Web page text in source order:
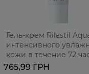
Гель-крем Rilastil
интенсивного
кожи в течение 72
мл
765,99 ГРН